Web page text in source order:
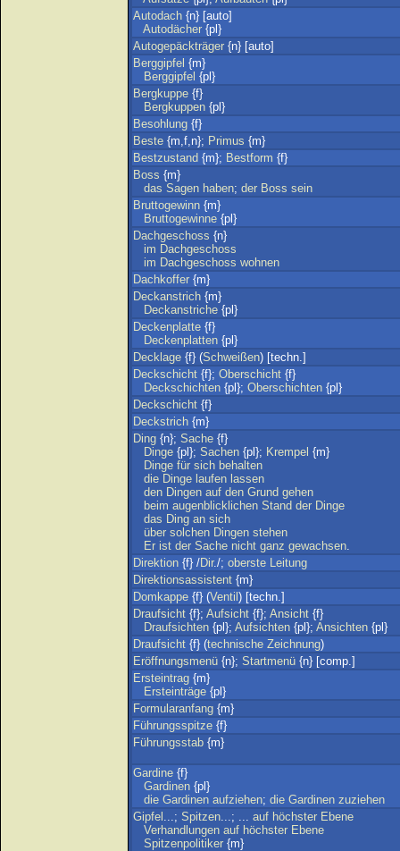
Autodach {n} [auto]
Autodächer {pl}
Autogepäckträger {n} [auto]
Berggipfel {m}
Berggipfel {pl}
Bergkuppe {f}
Bergkuppen {pl}
Besohlung {f}
Beste {m,f,n}; Primus {m}
Bestzustand {m}; Bestform {f}
Boss {m}
das Sagen haben; der Boss sein
Bruttogewinn {m}
Bruttogewinne {pl}
Dachgeschoss {n}
im Dachgeschoss
im Dachgeschoss wohnen
Dachkoffer {m}
Deckanstrich {m}
Deckanstriche {pl}
Deckenplatte {f}
Deckenplatten {pl}
Decklage {f} (Schweißen) [techn.]
Deckschicht {f}; Oberschicht {f}
Deckschichten {pl}; Oberschichten {pl}
Deckschicht {f}
Deckstrich {m}
Ding {n}; Sache {f}
Dinge {pl}; Sachen {pl}; Krempel {m}
Dinge für sich behalten
die Dinge laufen lassen
den Dingen auf den Grund gehen
beim augenblicklichen Stand der Dinge
das Ding an sich
über solchen Dingen stehen
Er ist der Sache nicht ganz gewachsen.
Direktion {f} /Dir./; oberste Leitung
Direktionsassistent {m}
Domkappe {f} (Ventil ) [techn.]
Draufsicht {f}; Aufsicht {f}; Ansicht {f}
Draufsichten {pl}; Aufsichten {pl}; Ansichten {pl}
Draufsicht {f} (technische Zeichnung)
Eröffnungsmenü {n}; Startmenü {n} [comp.]
Ersteintrag {m}
Ersteinträge {pl}
Formularanfang {m}
Führungsspitze {f}
Führungsstab {m}
Gardine {f}
Gardinen {pl}
die Gardinen aufziehen; die Gardinen zuziehen
Gipfel ...; Spitzen...; ... auf höchster Ebene
Verhandlungen auf höchster Ebene
Spitzenpolitiker {m}